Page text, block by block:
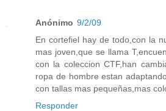
Anónimo 9/2/09
En cortefiel hay de todo,con la
mas joven,que se llama
con la coleccion CTF,han
ropa de hombre estan
con tallas mas pequeñas,mas
Responder